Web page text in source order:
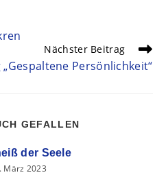
Nächster Beitrag
„Gespaltene Persönlichkeit“
GEFALLEN
der Seele
März 2023